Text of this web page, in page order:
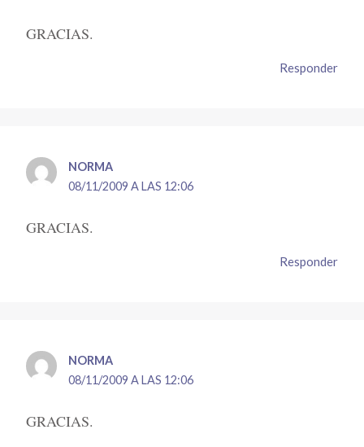
GRACIAS.
Responder
NORMA
08/11/2009 A LAS 12:06
GRACIAS.
Responder
NORMA
08/11/2009 A LAS 12:06
GRACIAS.